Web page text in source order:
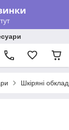
Шкіряні